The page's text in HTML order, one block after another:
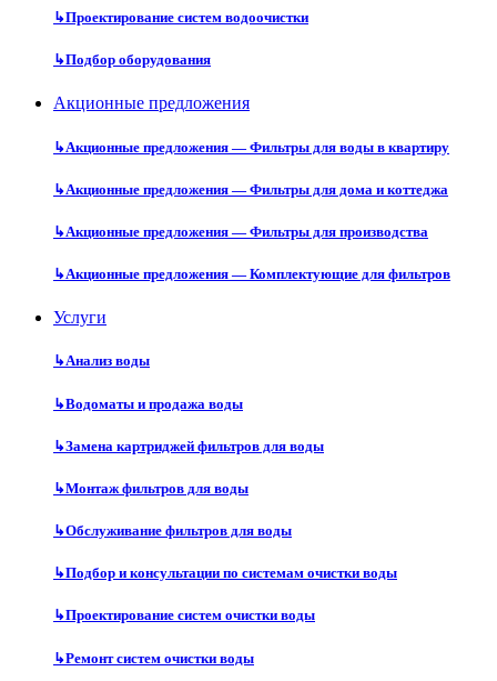
↳Проектирование систем водоочистки
↳Подбор оборудования
Акционные предложения
↳Акционные предложения — Фильтры для воды в квартиру
↳Акционные предложения — Фильтры для дома и коттеджа
↳Акционные предложения — Фильтры для производства
↳Акционные предложения — Комплектующие для фильтров
Услуги
↳Анализ воды
↳Водоматы и продажа воды
↳Замена картриджей фильтров для воды
↳Монтаж фильтров для воды
↳Обслуживание фильтров для воды
↳Подбор и консультации по системам очистки воды
↳Проектирование систем очистки воды
↳Ремонт систем очистки воды